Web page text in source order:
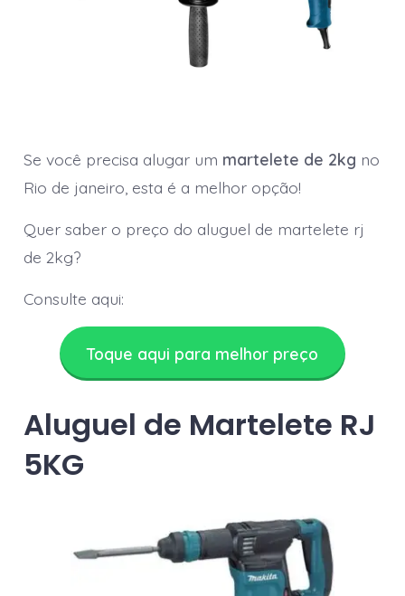
Se você precisa alugar um martelete de 2kg no
Rio de janeiro, esta é a melhor opção!
Quer saber o preço do aluguel de martelete rj
de 2kg?
Consulte aqui:
Toque aqui para melhor preço
Aluguel de Martelete RJ
5KG